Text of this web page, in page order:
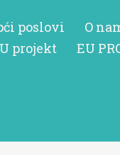
poslovi
O
projekt EU